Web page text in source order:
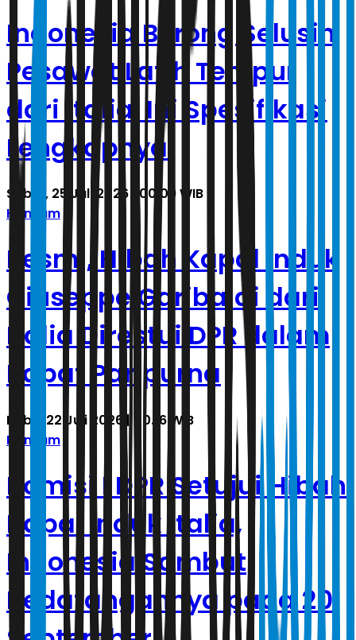
Indonesia Borong Selusin
Pesawat Latih Tempur
dari Italia, Ini Spesifikasi
Lengkapnya
Sabtu, 25 Juli 2026 | 00.09 WIB
Hankam
Resmi, Hibah Kapal Induk
Giuseppe Garibaldi dari
Italia Direstui DPR dalam
Rapat Paripurna
Rabu, 22 Juli 2026 | 00.16 WIB
Hankam
Komisi I DPR Setujui Hibah
Kapal Induk Italia,
Indonesia Sambut
Kedatangannya pada 20